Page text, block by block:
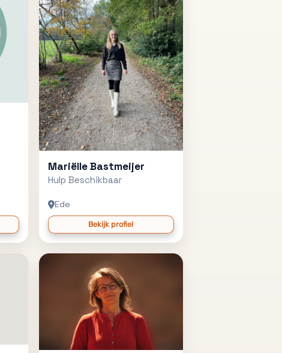
Mariëlle Bastmeijer
Hulp Beschikbaar
Ede
Bekijk profiel